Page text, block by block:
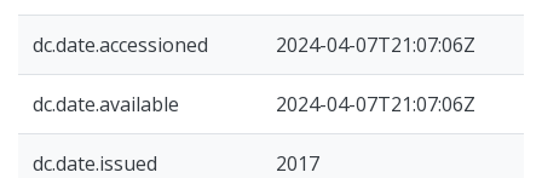
dc.date.accessioned 2024-04-07T21:07:06Z
dc.date.available 2024-04-07T21:07:06Z
dc.date.issued 2017